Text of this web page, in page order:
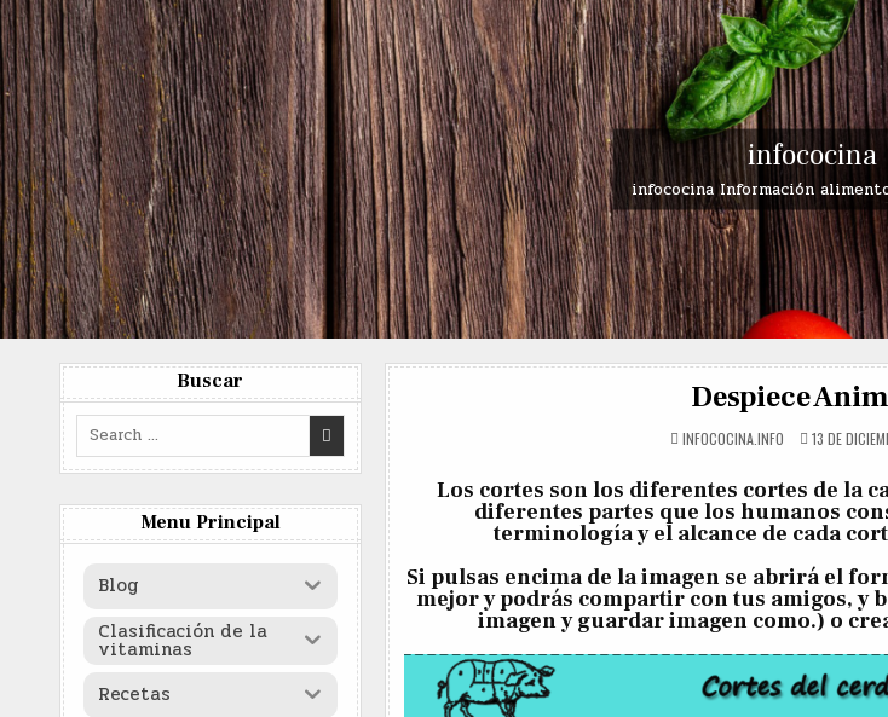
Skip
to
content
infococina
infococina Información
Buscar
Search
Menu Principal
Blog
Clasificación de la
vitaminas
Recetas
Despiece
INFOCOCINA.INFO 13 DE
Los cortes son los diferentes cortes de la
diferentes partes que los humanos
terminología y el alcance de cada
Si pulsas encima de la imagen se abrirá el
mejor y podrás compartir con tus amigos, y
imagen y guardar imagen como.) o